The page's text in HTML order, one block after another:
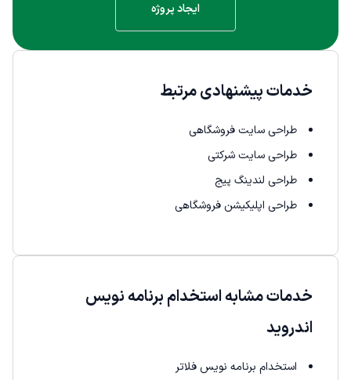
ایجاد پروژه
خدمات مشابه استخدام برنامه نویس
اندروید
استخدام برنامه نویس فلاتر
خدمات پیشنهادی مرتبط
طراحی سایت فروشگاهی
طراحی سایت شرکتی
طراحی لندینگ پیج
طراحی اپلیکیشن فروشگاهی